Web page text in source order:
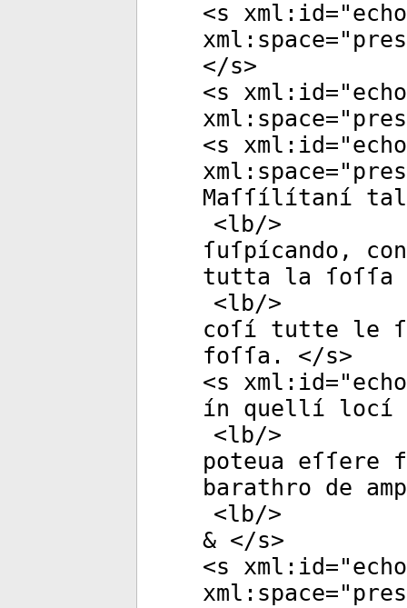
<s xml:id="
xml:space="
</s>
<s xml:id="
xml:space="
<s xml:id="
xml:space="
Maſſílítaní tal
<lb/>
ſuſpícando,
tutta la
<lb/>
coſí tutte le
foſſa. </s>
<s xml:id="
ín quellí locí
<lb/>
poteua eſſere
barathro de
<lb/>
& </s>
<s xml:id="
xml:space="